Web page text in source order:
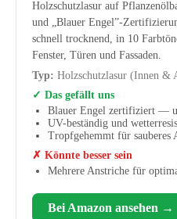
Holzschutzlasur auf
und „Blauer Engel”-
schnell trocknend, in 10
Fenster, Türen und Fassaden.
Typ: Holzschutzlasur (Innen &
✓ Das gefällt uns
Blauer Engel zertifiziert —
UV-beständig und
Tropfgehemmt für sauberes
✗ Könnte besser sein
Mehrere Anstriche für
Bei Amazon ansehen →